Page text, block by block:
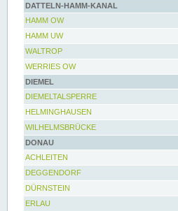
DATTELN-HAMM-KANAL
HAMM OW
HAMM UW
WALTROP
WERRIES OW
DIEMEL
DIEMELTALSPERRE
HELMINGHAUSEN
WILHELMSBRÜCKE
DONAU
ACHLEITEN
DEGGENDORF
DÜRNSTEIN
ERLAU